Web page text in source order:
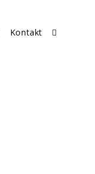
Kontakt Toggle